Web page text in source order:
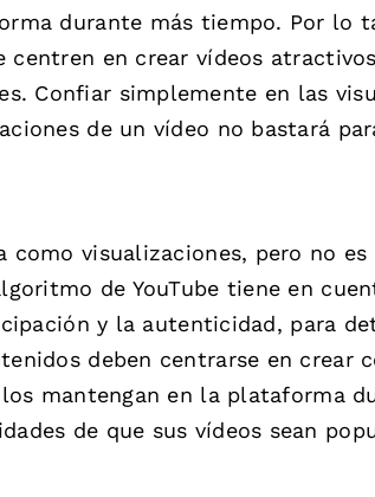
durante más tiempo. Por lo
en crear vídeos
Confiar simplemente en las
de un vídeo no bastará
como visualizaciones, pero no
de YouTube tiene en
y la autenticidad, para
deben centrarse en crear
mantengan en la plataforma
de que sus vídeos sean